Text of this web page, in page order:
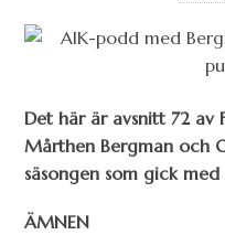
Det här är avsnitt 72 av
Mårthen Bergman och
säsongen som gick med
ÄMNEN